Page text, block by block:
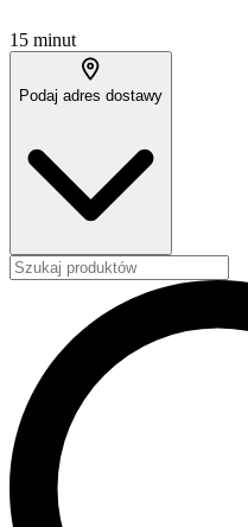
15 minut
Podaj adres dostawy